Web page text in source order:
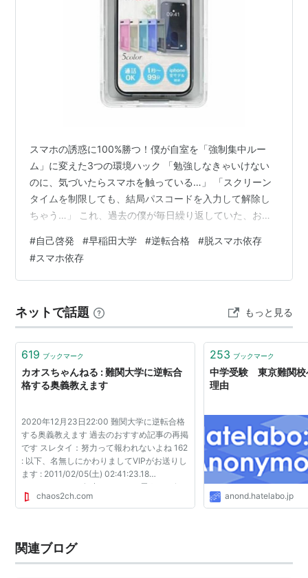
スマホの誘惑に100%勝つ！僕が自室を「強制集中ルー
ム」に変えた3つの環境ハック 「勉強しなきゃいけない
のに、気づいたらスマホを触っている…」 「スクリーン
タイムを制限しても、結局パスコードを入力して解除し
ちゃう…」 これ、過去の僕が毎日繰り返していた、お決
起き・内職ゴリゴリの24時間スケジュール」をお見せし
ましたが、ハッキリ言ってスマホの誘惑を断ち切る仕組
みがなければ、あのスケジュールは1日も維持できません
からだ」なんて言う人がいますが、それは大間違いで
す。数千人の超エリート天才エンジニア…
#自己啓発 #早稲田大学 #逆転合格 #脱スマホ依存
#スマホ依存
ネットで話題 もっと見る
619 ブックマーク
カオスちゃんねる : 難関大学に逆転合
格する奥義教えます
2020年12月23日22:00 難関大学に逆転合格
する奥義教えます 過去のおすすめ記事の再掲
です スレタイ：努力って報われないよね 162
: 以下、名無しにかわりましてVIPがお送りし
ます : 2011/02/05(土) 02:41:23.18
ID:EaDuv4mB0 努力していつも思うのは何
でこんなに自分は要領が悪いのかということ
chaos2ch.com
253 ブックマーク
中学受験 東京難関校
理由
anond.hatelabo.jp
関連ブログ